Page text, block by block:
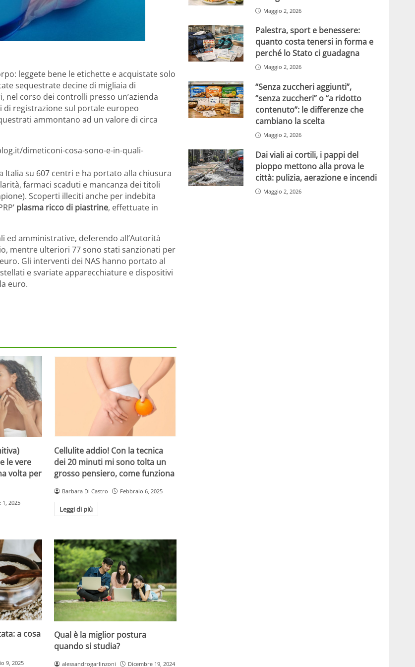
leggete bene le etichette e acquistate solo
sequestrate decine di migliaia di
nel corso dei controlli presso un’azienda
di registrazione sul portale europeo
ammontano ad un valore di circa
dimeticoni-cosa-sono-e-in-quali-
Italia su 607 centri e ha portato alla chiusura
farmaci scaduti e mancanza dei titoli
Scoperti illeciti anche per indebita
plasma ricco di piastrine, effettuate in
ed amministrative, deferendo all’Autorità
mentre ulteriori 77 sono stati sanzionati per
Gli interventi dei NAS hanno portato al
e svariate apparecchiature e dispositivi
euro.
le vere
volta per
1, 2025
Cellulite addio! Con la tecnica
dei 20 minuti mi sono tolta un
grosso pensiero, come funziona
Barbara Di Castro Febbraio 6, 2025
Leggi di più
a cosa
9, 2025
Qual è la miglior postura
quando si studia?
alessandrogarlinzoni Dicembre 19, 2024
Maggio 2, 2026
Palestra, sport e benessere:
quanto costa tenersi in forma e
perché lo Stato ci guadagna
Maggio 2, 2026
“Senza zuccheri aggiunti”,
“senza zuccheri” o “a ridotto
contenuto”: le differenze che
cambiano la scelta
Maggio 2, 2026
Dai viali ai cortili, i pappi del
pioppo mettono alla prova le
città: pulizia, aerazione e incendi
Maggio 2, 2026